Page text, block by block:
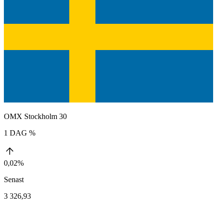
OMX Stockholm 30
1 DAG %
0,02%
Senast
3 326,93